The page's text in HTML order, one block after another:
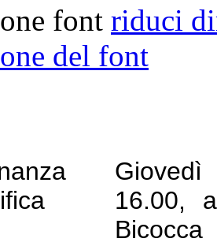
font riduci
del font
Giovedì
16.00,
Bicocca